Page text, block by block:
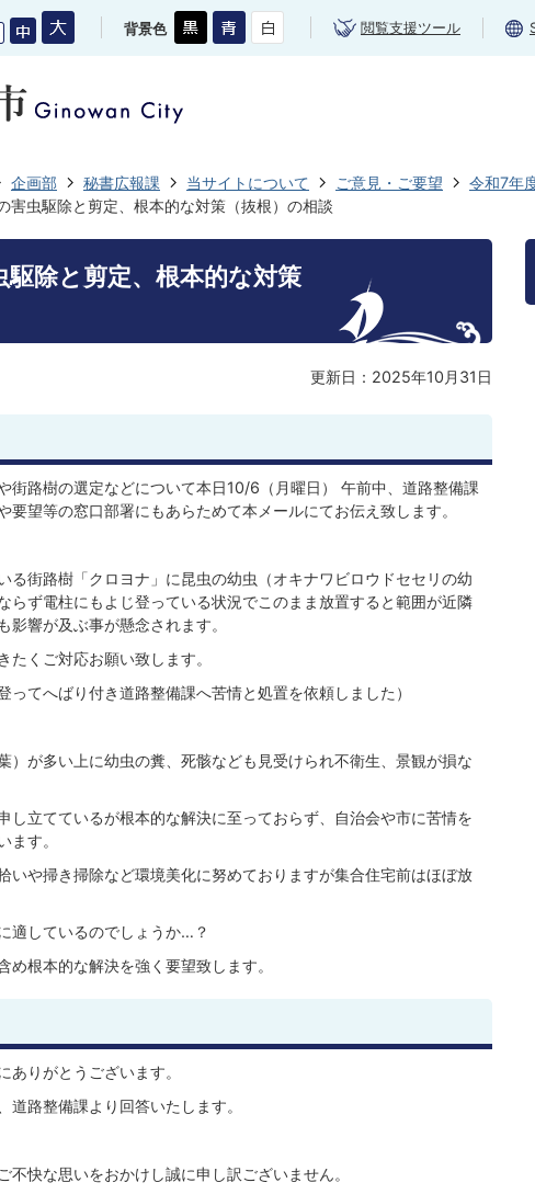
背景色 閲覧支援ツール
企画部 秘書広報課 当サイトについて ご意見・ご要望
令和7年
害虫駆除と剪定、根本的な対策（抜根）の相談
除と剪定、根本的な対策
更新日：2025年10月31日
街路樹の選定などについて本日10/6（月曜日） 午前中、道路整備課
望等の窓口部署にもあらためて本メールにてお伝え致します。
る街路樹「クロヨナ」に昆虫の幼虫（オキナワビロウドセセリの幼
らず電柱にもよじ登っている状況でこのまま放置すると範囲が近隣
響が及ぶ事が懸念されます。
くご対応お願い致します。
ってへばり付き道路整備課へ苦情と処置を依頼しました）
）が多い上に幼虫の糞、死骸なども見受けられ不衛生、景観が損な
し立てているが根本的な解決に至っておらず、自治会や市に苦情を
ます。
いや掃き掃除など環境美化に努めておりますが集合住宅前はほぼ放
適しているのでしょうか…？
根本的な解決を強く要望致します。
りがとうございます。
路整備課より回答いたします。
快な思いをおかけし誠に申し訳ございません。